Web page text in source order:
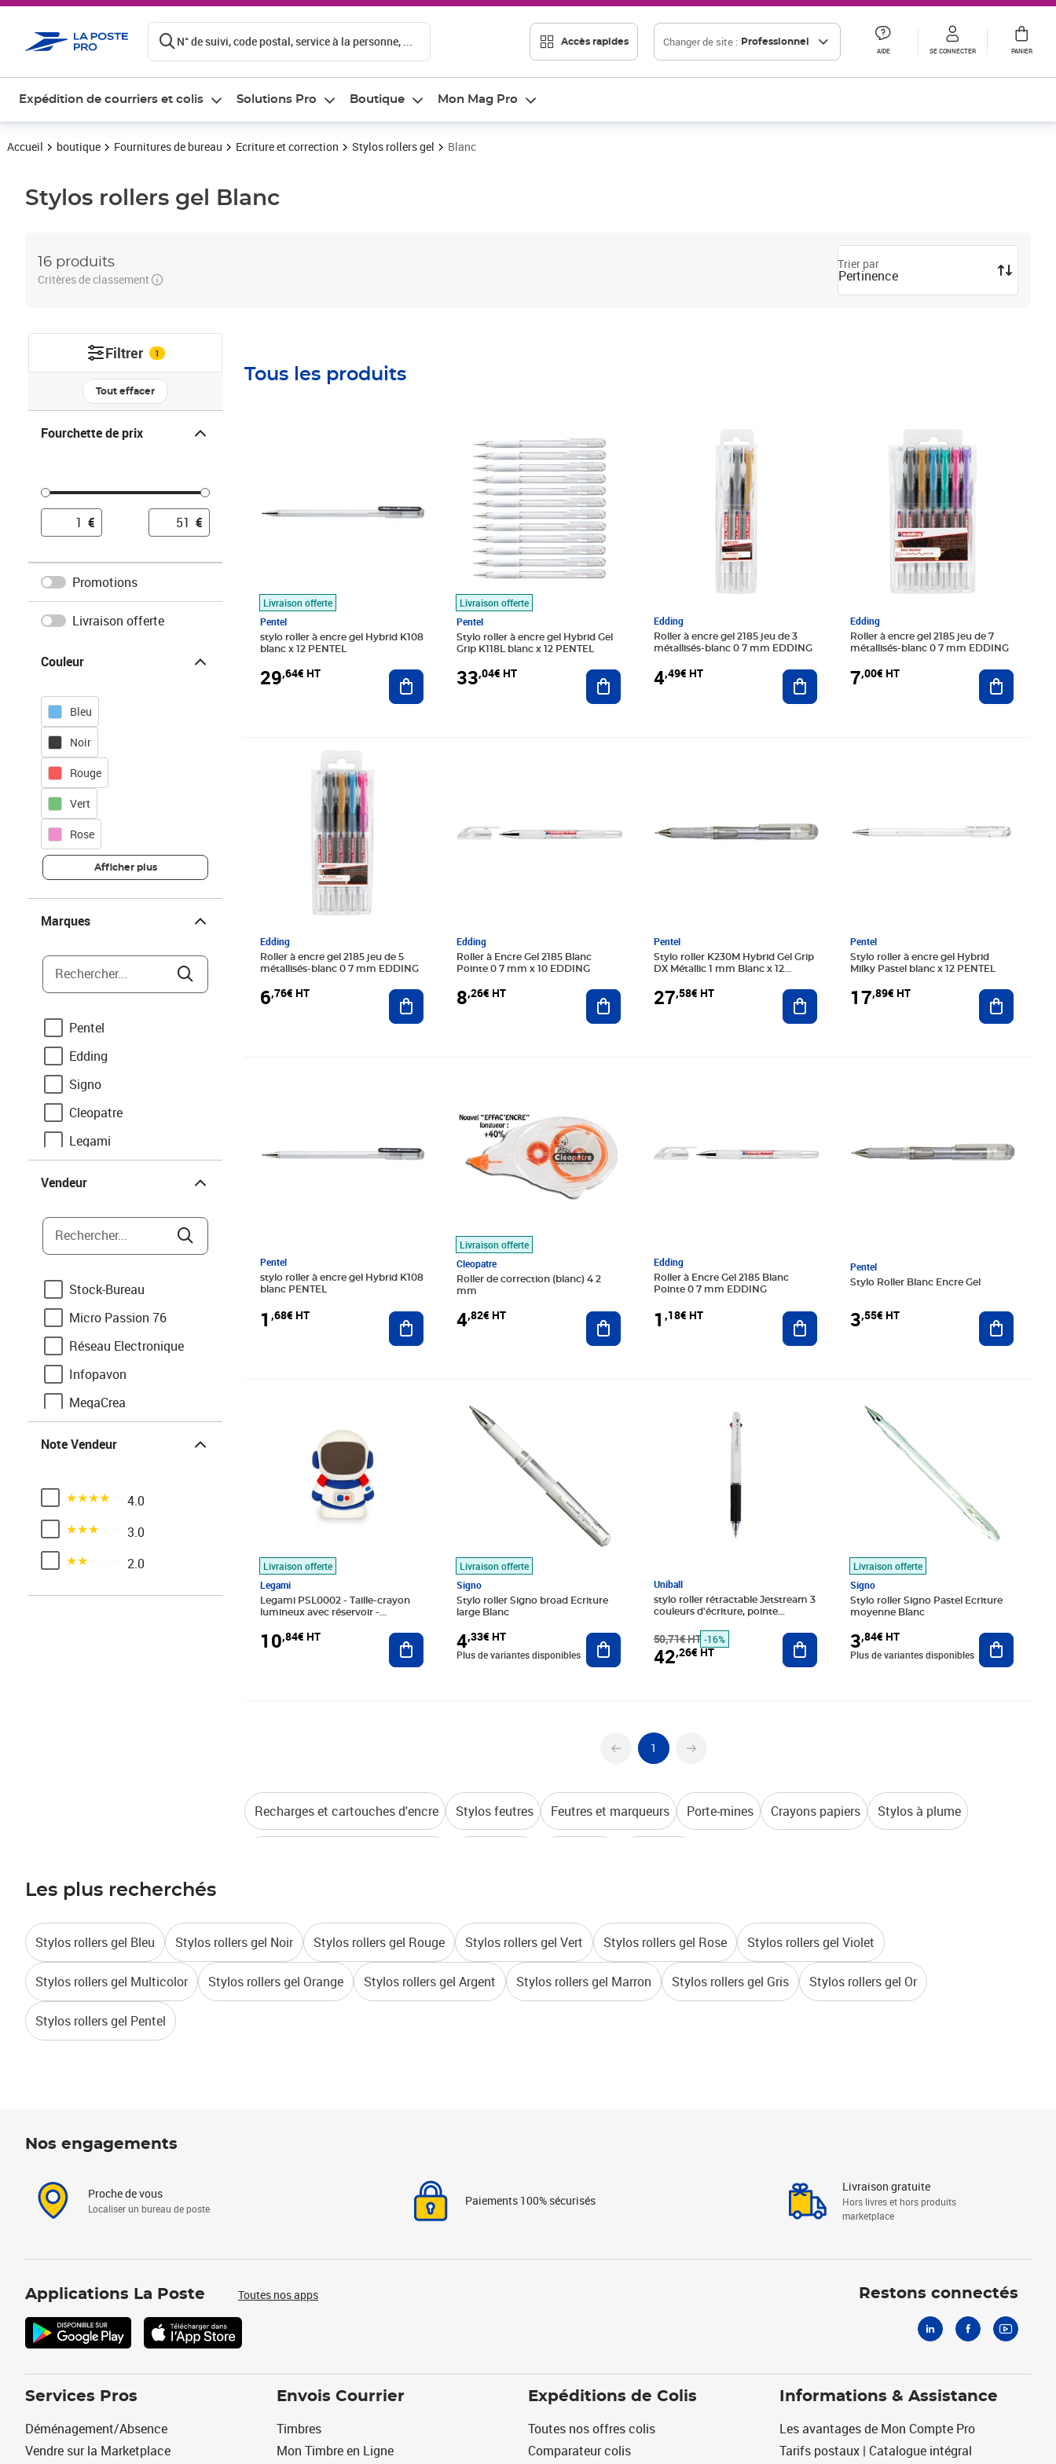
N° de suivi, code postal, service à la personne, ... Accès rapides Changer de site : Professionnel
AIDE SE CONNECTER PANIER
Expédition de courriers et colis Solutions Pro Boutique Mon Mag Pro
Accueil boutique Fournitures de bureau Ecriture et correction Stylos rollers gel Blanc
Stylos rollers gel Blanc
16 produits
Critères de classement
Trier par
Pertinence
Filtrer 1
Tout effacer
Fourchette de prix
€ €
Promotions
Livraison offerte
Couleur
Bleu
Noir
Rouge
Vert
Rose
Afficher plus
Marques
Rechercher...
Pentel
Edding
Signo
Cleopatre
Legami
Vendeur
Rechercher...
Stock-Bureau
Micro Passion 76
Réseau Electronique
Infopavon
MegaCrea
Note Vendeur
Noté 4 sur 54.0
Noté 3 sur 53.0
Noté 2 sur 52.0
Tous les produits
Livraison offerte
Pentel
stylo roller à encre gel Hybrid K108
blanc x 12 PENTEL
29,64€ HT Ajouter au panier
Livraison offerte
Pentel
Stylo roller à encre gel Hybrid Gel
Grip K118L blanc x 12 PENTEL
33,04€ HT
Prix 33,04€ HT
Ajouter au panier
Edding
Roller à encre gel 2185 jeu de 3
métallisés-blanc 0 7 mm EDDING
4,49€ HT
Prix 4,49€ HT
Ajouter au panier
Edding
Roller à encre gel 2185 jeu de 7
métallisés-blanc 0 7 mm EDDING
7,00€ HT
Prix 7,00€ HT
Ajouter
Edding
Roller à encre gel 2185 jeu de 5
métallisés-blanc 0 7 mm EDDING
6,76€ HT
Prix 6,76€ HT
Ajouter au panier
Edding
Roller à Encre Gel 2185 Blanc
Pointe 0 7 mm x 10 EDDING
8,26€ HT Ajouter au panier
Pentel
Stylo roller K230M Hybrid Gel Grip
DX Métallic 1 mm Blanc x 12
27,58€ HT Ajouter au panier
Pentel
Stylo roller à encre gel Hybrid
Milky Pastel blanc x 12 PENTEL
17,89€ HT Ajouter
Pentel
stylo roller à encre gel Hybrid K108
blanc PENTEL
1 ,68€ HT Ajouter au panier
Livraison offerte
Cleopatre
Roller de correction (blanc) 4 2
mm
4,82€ HT Ajouter au panier
Edding
Roller à Encre Gel 2185 Blanc
Pointe 0 7 mm EDDING
1 ,18€ HT Ajouter au panier
Pentel
Stylo Roller Blanc Encre Gel
3,55€ HT Ajouter
Livraison offerte
Legami
Legami PSL0002 - Taille-crayon
lumineux avec réservoir -
10,84€ HT Ajouter au panier
Livraison offerte
Signo
Stylo roller Signo broad Ecriture
large Blanc
4,33€ HT
Plus de variantes disponibles
Ajouter au panier
Uniball
stylo roller rétractable Jetstream 3
couleurs d'écriture, pointe
couleurs d’écriture : noir, bleu et
rouge
50,71€ HT -16%
42,26€ HT
Ajouter au panier
Livraison offerte
Signo
Stylo roller Signo Pastel Ecriture
moyenne Blanc
3,84€ HT
Plus de variantes disponibles
Ajouter
1
Recharges et cartouches d'encre Stylos feutres Feutres et marqueurs Porte-mines Crayons papiers Stylos à plume
Les plus recherchés
Stylos rollers gel Bleu Stylos rollers gel Noir Stylos rollers gel Rouge Stylos rollers gel Vert Stylos rollers gel Rose Stylos rollers gel Violet
Stylos rollers gel Multicolor Stylos rollers gel Orange Stylos rollers gel Argent Stylos rollers gel Marron Stylos rollers gel Gris Stylos rollers gel Or
Stylos rollers gel Pentel
Nos engagements
Proche de vous
Localiser un bureau de poste
Paiements 100% sécurisés
Livraison gratuite
Hors livres et hors produits
marketplace
Applications La Poste Toutes nos apps Restons connectés
Services Pros
Déménagement/Absence
Vendre sur la Marketplace
Envois Courrier
Timbres
Mon Timbre en Ligne
Expéditions de Colis
Toutes nos offres colis
Comparateur colis
Informations & Assistance
Les avantages de Mon Compte Pro
Tarifs postaux | Catalogue intégral